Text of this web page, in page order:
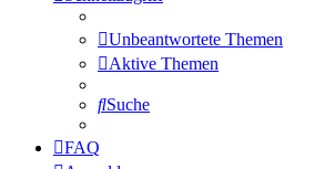
Unbeantwortete Themen
Aktive Themen
Suche
FAQ